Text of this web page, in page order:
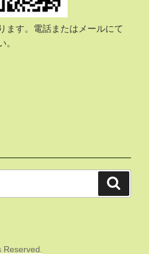
ます。電話またはメールにて
。
Reserved.